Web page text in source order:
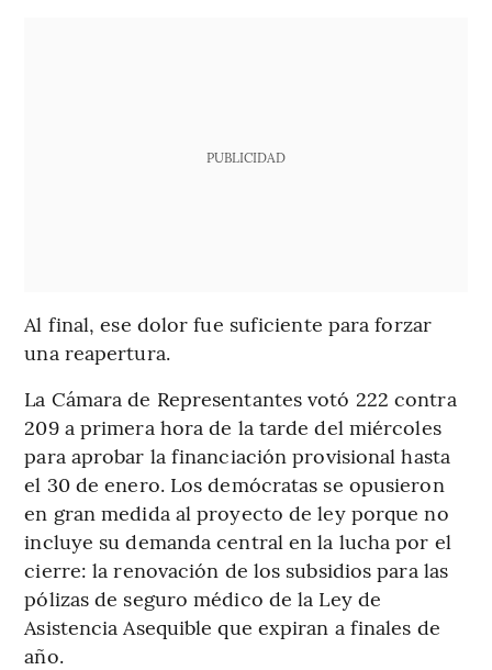
PUBLICIDAD
Al final, ese dolor fue suficiente para forzar
una reapertura.
La Cámara de Representantes votó 222 contra
209 a primera hora de la tarde del miércoles
para aprobar la financiación provisional hasta
el 30 de enero. Los demócratas se opusieron
en gran medida al proyecto de ley porque no
incluye su demanda central en la lucha por el
cierre: la renovación de los subsidios para las
pólizas de seguro médico de la Ley de
Asistencia Asequible que expiran a finales de
año.